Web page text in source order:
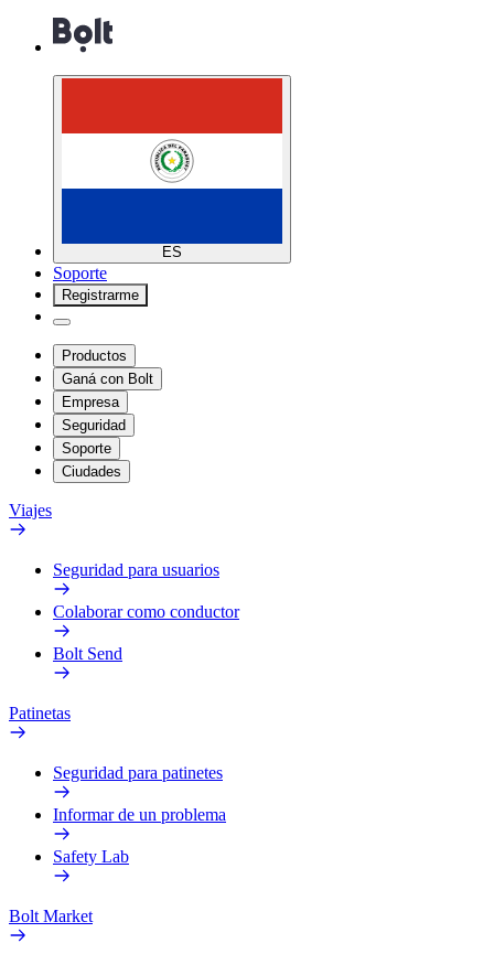
ES
Soporte
Registrarme
Productos
Ganá con Bolt
Empresa
Seguridad
Soporte
Ciudades
Viajes
Seguridad para usuarios
Colaborar como conductor
Bolt Send
Patinetas
Seguridad para patinetes
Informar de un problema
Safety Lab
Bolt Market